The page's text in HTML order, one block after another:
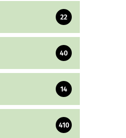
22
40
14
410